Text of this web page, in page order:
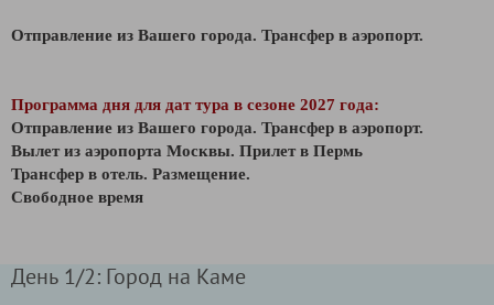
Отправление из Вашего города. Трансфер в аэропорт.
Программа дня для дат тура в сезоне 2027 года:
Отправление из Вашего города. Трансфер в аэропорт.
Вылет из аэропорта Москвы. Прилет в Пермь
Трансфер в отель. Размещение.
Свободное время
День 1/2: Город на Каме